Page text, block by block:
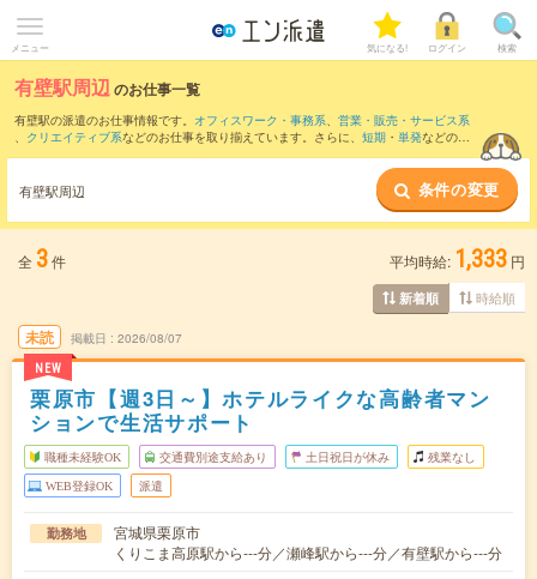
メニュー 気になる! ログイン 検索
有壁駅周辺のお仕事一覧
有壁駅の派遣のお仕事情報です。 オフィスワーク・事務系、 営業・販売・サービス系
、 クリエイティブ系などのお仕事を取り揃えています。さらに、 短期 ・ 単発などの期
また、一ノ関駅
など近隣駅のお仕事も
ご確認いただけます。
有壁駅周辺 条件の変更
全 3件 平均時給: 1,333 円
新着順 時給順
未読
NEW
掲載日 2026/08/07
栗原市【週3日～】ホテルライクな高齢者マン
ションで生活サポート
職種未経験OK 交通費別途支給あり 土日祝日が休み 残業なし
WEB登録OK 派遣
勤務地
宮城県栗原市
くりこま高原駅から---分／瀬峰駅から---分／有壁駅から---分